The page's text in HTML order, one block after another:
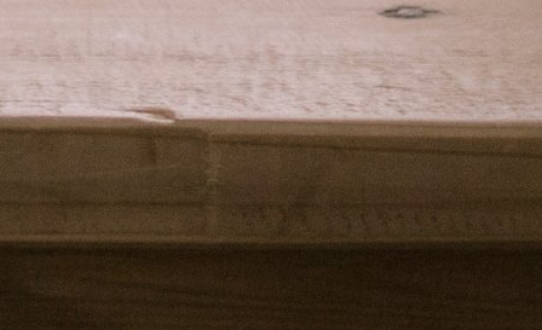
keine Einschulung oder Kenntnisse nötig, um Ihre
Webseite zu aktualisieren. Backoffice Support gratis.
Backoffice-Seiten laden außerdem wesentlich schneller
...
SEO Optimierung
Suchmaschinen - Google Optimierung zugeschnitten auf
responsive webdesign (automatische Anpassung der
Webseite für alle Geräte - inkl. Mobil Telefon)